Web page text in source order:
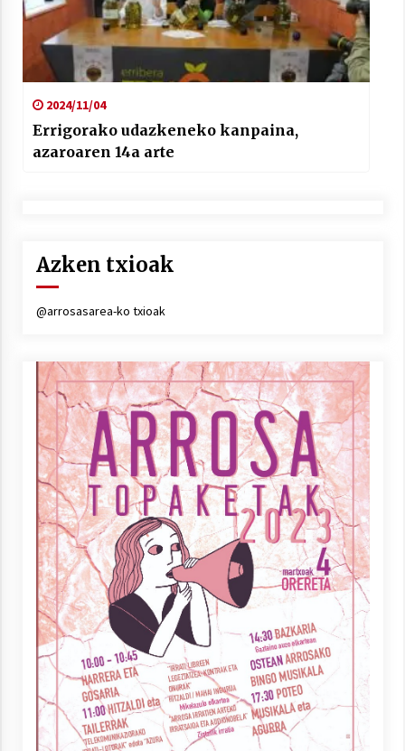
2024/11/04
Errigorako udazkeneko kanpaina,
azaroaren 14a arte
Azken txioak
@arrosasarea-ko txioak